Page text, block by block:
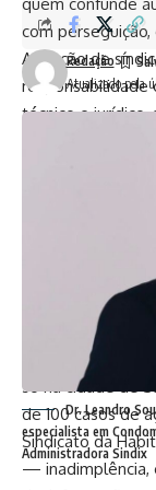
com
A função de
responsabilidade
técnico e jurídico,
desinformados
intensifica.
Administração
Condominial.
na qualificação
— um trabalho
valorização dos
Quando o
Dados
só na cidade de
de 100 casos de
Sindicato da
— inadimplência,
Atualizado pela
Redação
Dr. Leandro
especialista em
Administradora Sindix